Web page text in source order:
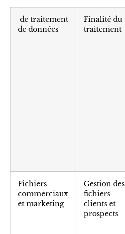
de traitement
de données
Finalité du
traitement
Fichiers
commerciaux
et marketing
Gestion des
fichiers
clients et
prospects